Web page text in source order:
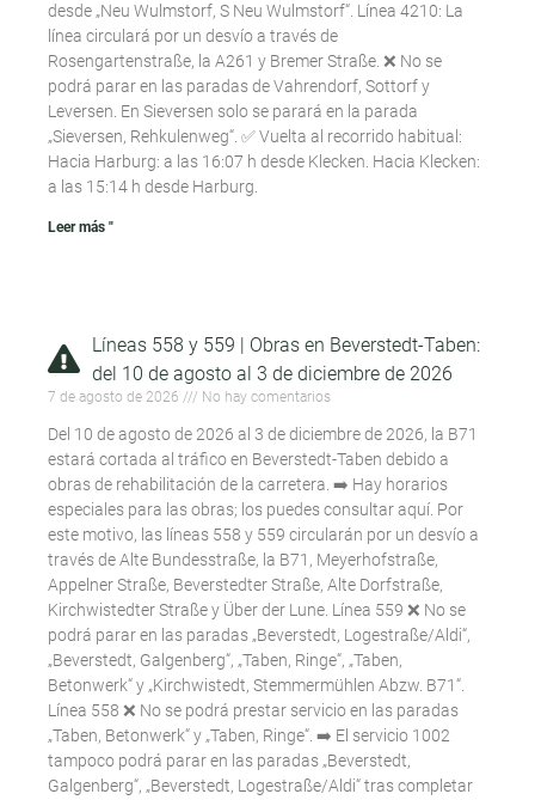
desde „Neu Wulmstorf, S Neu Wulmstorf“. Línea 4210: La
línea circulará por un desvío a través de
Rosengartenstraße, la A261 y Bremer Straße. ❌ No se
podrá parar en las paradas de Vahrendorf, Sottorf y
Leversen. En Sieversen solo se parará en la parada
„Sieversen, Rehkulenweg“. ✅ Vuelta al recorrido habitual:
Hacia Harburg: a las 16:07 h desde Klecken. Hacia Klecken:
a las 15:14 h desde Harburg.
Leer más "
Líneas 558 y 559 | Obras en Beverstedt-Taben:
del 10 de agosto al 3 de diciembre de 2026
7 de agosto de 2026 No hay comentarios
Del 10 de agosto de 2026 al 3 de diciembre de 2026, la B71
estará cortada al tráfico en Beverstedt-Taben debido a
obras de rehabilitación de la carretera. ➡️ Hay horarios
especiales para las obras; los puedes consultar aquí. Por
este motivo, las líneas 558 y 559 circularán por un desvío a
través de Alte Bundesstraße, la B71, Meyerhofstraße,
Appelner Straße, Beverstedter Straße, Alte Dorfstraße,
Kirchwistedter Straße y Über der Lune. Línea 559 ❌ No se
podrá parar en las paradas „Beverstedt, Logestraße/Aldi“,
„Beverstedt, Galgenberg“, „Taben, Ringe“, „Taben,
Betonwerk“ y „Kirchwistedt, Stemmermühlen Abzw. B71“.
Línea 558 ❌ No se podrá prestar servicio en las paradas
„Taben, Betonwerk“ y „Taben, Ringe“. ➡️ El servicio 1002
tampoco podrá parar en las paradas „Beverstedt,
Galgenberg“, „Beverstedt, Logestraße/Aldi“ tras completar